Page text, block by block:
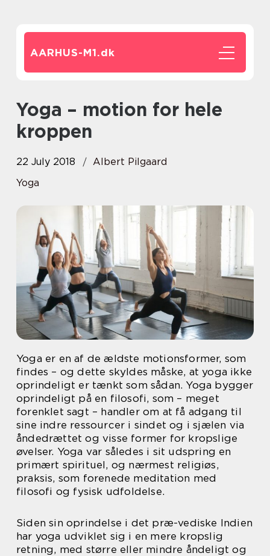
AARHUS-M1.dk
Yoga – motion for hele
kroppen
22 July 2018
Albert Pilgaard
Yoga
Yoga er en af de ældste motionsformer, som
findes – og dette skyldes måske, at yoga ikke
oprindeligt er tænkt som sådan. Yoga bygger
oprindeligt på en filosofi, som – meget
forenklet sagt – handler om at få adgang til
sine indre ressourcer i sindet og i sjælen via
åndedrættet og visse former for kropslige
øvelser. Yoga var således i sit udspring en
primært spirituel, og nærmest religiøs,
praksis, som forenede meditation med
filosofi og fysisk udfoldelse.
Siden sin oprindelse i det præ-vediske Indien
har yoga udviklet sig i en mere kropslig
retning, med større eller mindre åndeligt og